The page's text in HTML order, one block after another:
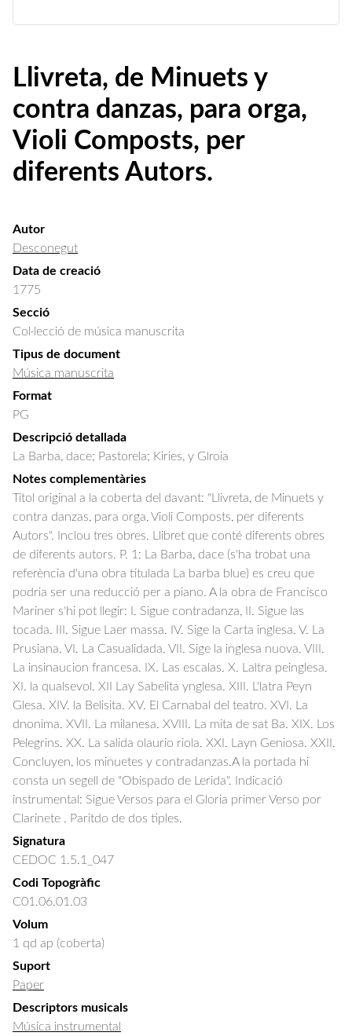
Llivreta, de Minuets y
contra danzas, para orga,
Violi Composts, per
diferents Autors.
Autor
Desconegut
Data de creació
1775
Secció
Col·lecció de música manuscrita
Tipus de document
Música manuscrita
Format
PG
Descripció detallada
La Barba, dace; Pastorela; Kiries, y Glroia
Notes complementàries
Títol original a la coberta del davant: "Llivreta, de Minuets y
contra danzas, para orga, Violi Composts, per diferents
Autors". Inclou tres obres. Llibret que conté diferents obres
de diferents autors. P. 1: La Barba, dace (s'ha trobat una
referència d'una obra títulada La barba blue) es creu que
podria ser una reducció per a piano. A la obra de Francisco
Mariner s'hi pot llegir: I. Sigue contradanza, II. Sigue las
tocada. III. Sigue Laer massa. IV. Sige la Carta inglesa. V. La
Prusiana. VI. La Casualidada. VII. Sige la inglesa nuova. VIII.
La insinaucion francesa. IX. Las escalas. X. Laltra peinglesa.
XI. la qualsevol. XII Lay Sabelita ynglesa. XIII. L'latra Peyn
Glesa. XIV. la Belisita. XV. El Carnabal del teatro. XVI. La
dnonima. XVII. La milanesa. XVIII. La mita de sat Ba. XIX. Los
Pelegrins. XX. La salida olaurio riola. XXI. Layn Geniosa. XXII.
Concluyen, los minuetes y contradanzas.A la portada hi
consta un segell de "Obispado de Lerida". Indicació
instrumental: Sigue Versos para el Gloria primer Verso por
Clarinete . Paritdo de dos tiples.
Signatura
CEDOC 1.5.1_047
Codi Topogràfic
C01.06.01.03
Volum
1 qd ap (coberta)
Suport
Paper
Descriptors musicals
Música instrumental